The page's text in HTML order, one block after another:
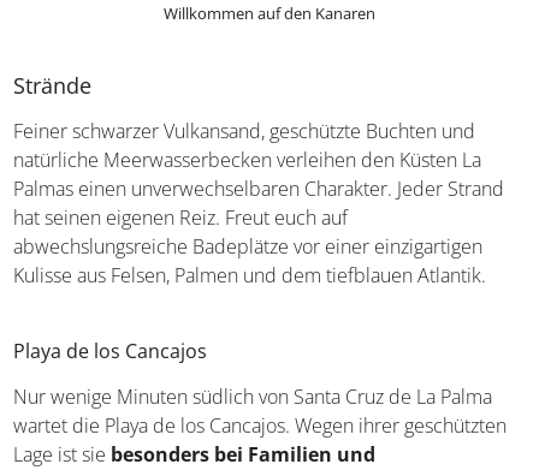
Willkommen auf den Kanaren
Strände
Feiner schwarzer Vulkansand, geschützte Buchten und
natürliche Meerwasserbecken verleihen den Küsten La
Palmas einen unverwechselbaren Charakter. Jeder Strand
hat seinen eigenen Reiz. Freut euch auf
abwechslungsreiche Badeplätze vor einer einzigartigen
Kulisse aus Felsen, Palmen und dem tiefblauen Atlantik.
Playa de los Cancajos
Nur wenige Minuten südlich von Santa Cruz de La Palma
wartet die Playa de los Cancajos. Wegen ihrer geschützten
Lage ist sie besonders bei Familien und